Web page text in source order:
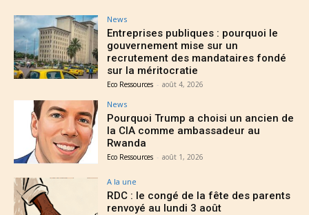
News
Entreprises publiques : pourquoi le
gouvernement mise sur un
recrutement des mandataires fondé
sur la méritocratie
Eco Ressources - août 4, 2026
News
Pourquoi Trump a choisi un ancien de
la CIA comme ambassadeur au
Rwanda
Eco Ressources - août 1, 2026
A la une
RDC : le congé de la fête des parents
renvoyé au lundi 3 août